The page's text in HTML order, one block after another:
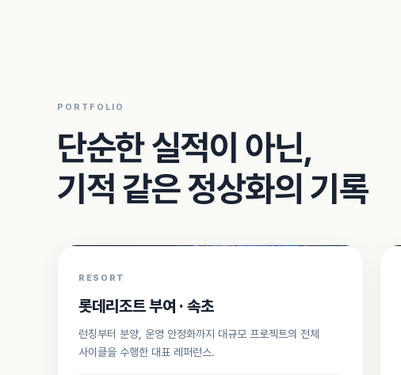
PORTFOLIO
단순한 실적이 아닌,
기적 같은 정상화의 기록
RESORT
롯데리조트 부여 · 속초
런칭부터 분양, 운영 안정화까지 대규모 프로젝트의 전체
사이클을 수행한 대표 레퍼런스.